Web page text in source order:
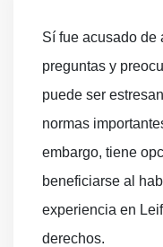
Sí fue acusado de
preguntas y
puede ser
normas
embargo, tiene
beneficiarse al
experiencia en
derechos.